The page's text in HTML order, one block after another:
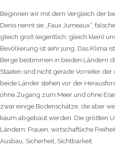
Beginnen wir mit dem Vergleich der
Denis nennt sie „Faux Jumeaux“,
gleich groß (eigentlich: gleich klein)
Bevölkerung ist sehr jung. Das Klima
Berge bestimmen in beiden Ländern
Staaten sind nicht gerade Vorreiter
beide Länder stehen vor der
ohne Zugang zum Meer und ohne
zwar einige Bodenschätze, die aber
kaum abgebaut werden. Die größten
Ländern: Frauen, wirtschaftliche
Ausbau, Sicherheit, Sichtbarkeit.